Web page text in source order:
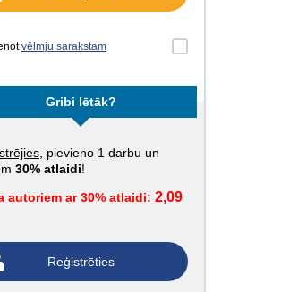
vēlmju sarakstam
Gribi lētāk?
, pievieno 1 darbu un
30% atlaidi!
autoriem ar 30% atlaidi: 2,09
Reģistrēties